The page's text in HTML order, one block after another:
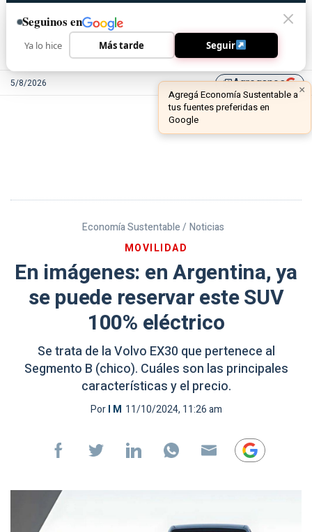
5/8/2026 library_addAgreganos
Economía Sustentable / Noticias
MOVILIDAD
En imágenes: en Argentina, ya
se puede reservar este SUV
100% eléctrico
Se trata de la Volvo EX30 que pertenece al
Segmento B (chico). Cuáles son las principales
características y el precio.
PorI M 11/10/2024, 11:26 am
Seguinos en
Ya lo hice Más tarde Seguir